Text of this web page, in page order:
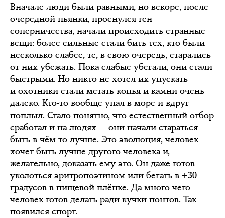
Вначале люди были равными, но вскоре, после
очередной пьянки, проснулся ген
соперничества, начали происходить странные
вещи: более сильные стали бить тех, кто были
несколько слабее, те, в свою очередь, старались
от них убежать. Пока слабые убегали, они стали
быстрыми. Но никто не хотел их упускать
и охотники стали метать копья и камни очень
далеко. Кто-то вообще упал в море и вдруг
поплыл. Стало понятно, что естественный отбор
сработал и на людях — они начали стараться
быть в чём-то лучше. Это эволюция, человек
хочет быть лучше другого человека и,
желательно, доказать ему это. Он даже готов
уколоться эритропоэтином или бегать в +30
градусов в пищевой плёнке. Да много чего
человек готов делать ради кучки понтов. Так
появился спорт.